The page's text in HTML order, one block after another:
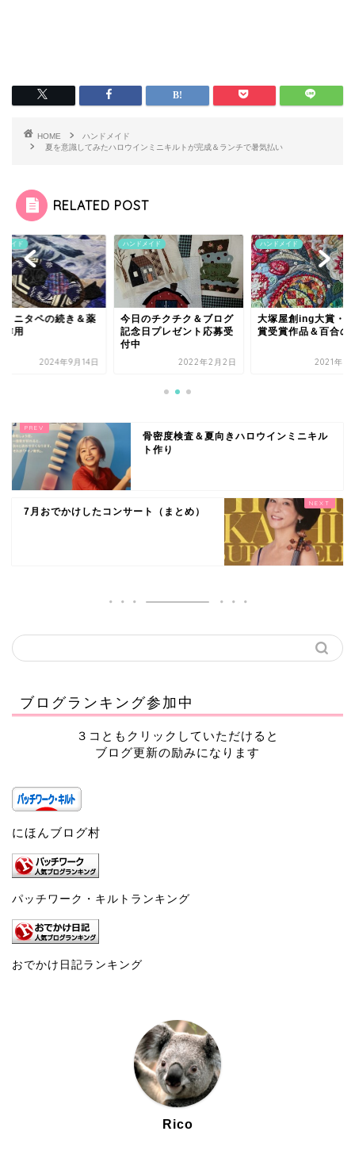
HOME
ハンドメイド
夏を意識してみたハロウインミニキルトが完成＆ランチで暑気払い
RELATED POST
メイド
ミニタペの続き＆薬
作用
2024年9月14日
ハンドメイド
今日のチクチク＆ブログ
記念日プレゼント応募受
付中
2022年2月2日
ハンドメイド
大塚屋創ing大賞・
賞受賞作品＆百合の
2021年8
骨密度検査＆夏向きハロウインミニキル
ト作り
7月おでかけしたコンサート（まとめ）
ブログランキング参加中
３コともクリックしていただけると
ブログ更新の励みになります
にほんブログ村
パッチワーク・キルトランキング
おでかけ日記ランキング
Rico